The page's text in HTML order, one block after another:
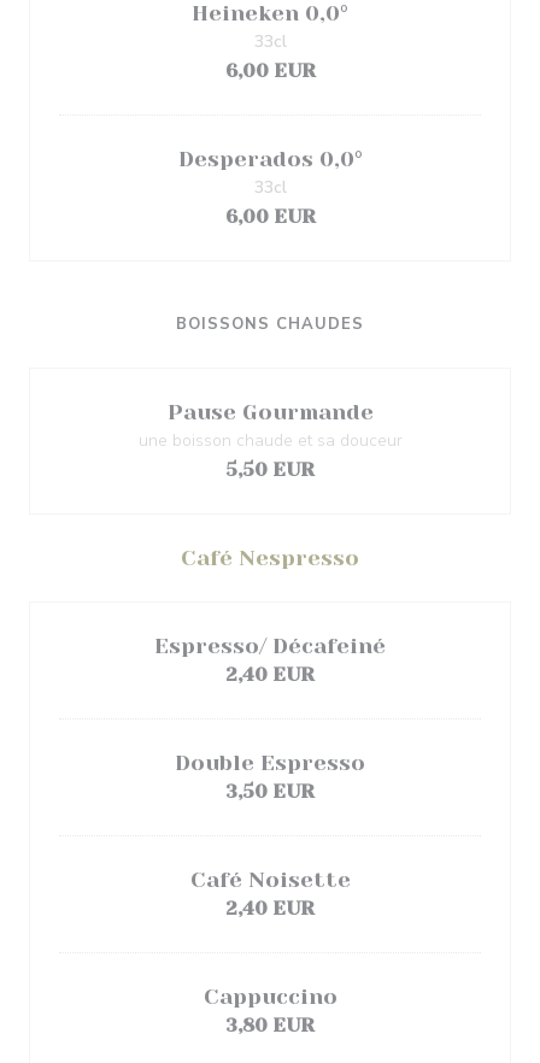
Heineken 0,0°
6,00 EUR
33cl
Desperados 0,0°
6,00 EUR
33cl
BOISSONS CHAUDES
Pause Gourmande
une boisson chaude et sa douceur
5,50 EUR
Café Nespresso
Espresso/ Décafeiné
2,40 EUR
Double Espresso
3,50 EUR
Café Noisette
2,40 EUR
Cappuccino
3,80 EUR